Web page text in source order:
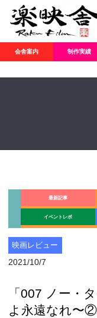
会舎案内 制作実績
最新記事
イベントレポ
映画レビュー
2021/10/7
「007 ノー・
よ永遠なれ〜